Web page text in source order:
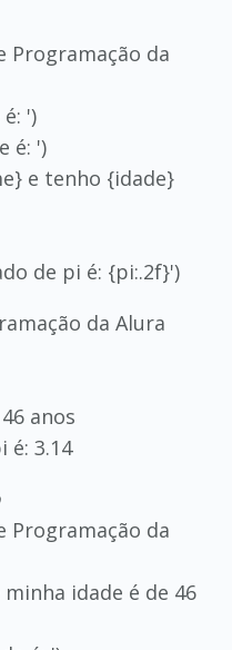
Programação da
')
é: ')
e tenho {idade}
de pi é: {pi:.2f}')
da Alura
anos
é: 3.14
Programação da
idade é de 46